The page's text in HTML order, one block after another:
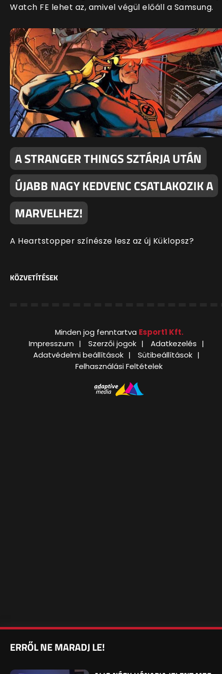
Watch FE lehet az, amivel végül előáll a Samsung.
A STRANGER THINGS SZTÁRJA UTÁN
ÚJABB NAGY KEDVENC CSATLAKOZIK A
MARVELHEZ!
A Heartstopper színésze lesz az új Küklopsz?
KÖZVETÍTÉSEK
Minden jog fenntartva Esport1 Kft.
Impresszum
Szerzői jogok
Adatkezelés
Adatvédelmi beállítások
Sütibeállítások
Felhasználási Feltételek
ERRŐL NE MARADJ LE!